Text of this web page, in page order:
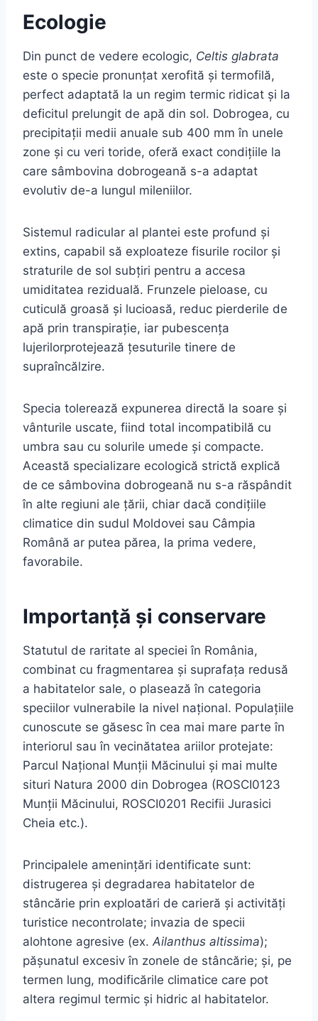
Ecologie
Din punct de vedere ecologic, Celtis glabrata
este o specie pronunțat xerofită și termofilă,
perfect adaptată la un regim termic ridicat și la
deficitul prelungit de apă din sol. Dobrogea, cu
precipitații medii anuale sub 400 mm în unele
zone și cu veri toride, oferă exact condițiile la
care sâmbovina dobrogeană s-a adaptat
evolutiv de-a lungul mileniilor.
Sistemul radicular al plantei este profund și
extins, capabil să exploateze fisurile rocilor și
straturile de sol subțiri pentru a accesa
umiditatea reziduală. Frunzele pieloase, cu
cuticulă groasă și lucioasă, reduc pierderile de
apă prin transpirație, iar pubescența
lujerilorprotejează țesuturile tinere de
supraîncălzire.
Specia tolerează expunerea directă la soare și
vânturile uscate, fiind total incompatibilă cu
umbra sau cu solurile umede și compacte.
Această specializare ecologică strictă explică
de ce sâmbovina dobrogeană nu s-a răspândit
în alte regiuni ale țării, chiar dacă condițiile
climatice din sudul Moldovei sau Câmpia
Română ar putea părea, la prima vedere,
favorabile.
Importanță și conservare
Statutul de raritate al speciei în România,
combinat cu fragmentarea și suprafața redusă
a habitatelor sale, o plasează în categoria
speciilor vulnerabile la nivel național. Populațiile
cunoscute se găsesc în cea mai mare parte în
interiorul sau în vecinătatea ariilor protejate:
Parcul Național Munții Măcinului și mai multe
situri Natura 2000 din Dobrogea (ROSCI0123
Munții Măcinului, ROSCI0201 Recifii Jurasici
Cheia etc.).
Principalele amenințări identificate sunt:
distrugerea și degradarea habitatelor de
stâncărie prin exploatări de carieră și activități
turistice necontrolate; invazia de specii
alohtone agresive (ex. Ailanthus altissima);
pășunatul excesiv în zonele de stâncărie; și, pe
termen lung, modificările climatice care pot
altera regimul termic și hidric al habitatelor.